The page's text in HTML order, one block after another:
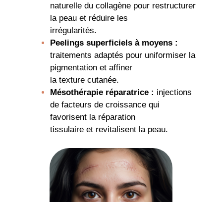
naturelle du collagène pour restructurer
la peau et réduire les
irrégularités.
Peelings superficiels à moyens :
traitements adaptés pour uniformiser la
pigmentation et affiner
la texture cutanée.
Mésothérapie réparatrice : injections
de facteurs de croissance qui
favorisent la réparation
tissulaire et revitalisent la peau.